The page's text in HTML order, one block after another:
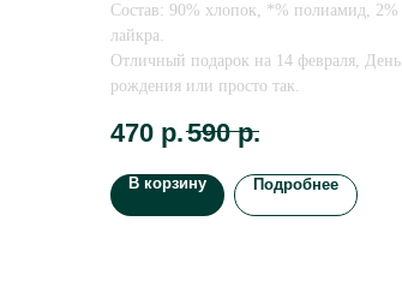
Состав: 90% хлопок, *% полиамид, 2%
лайкра.
Отличный подарок на 14 февраля, День
рождения или просто так.
470 р.590 р.
В корзину Подробнее